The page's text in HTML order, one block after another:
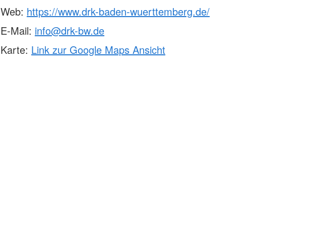
Web: https://www.drk-baden-wuerttemberg.de/
E-Mail: info@drk-bw.de
Karte: Link zur Google Maps Ansicht